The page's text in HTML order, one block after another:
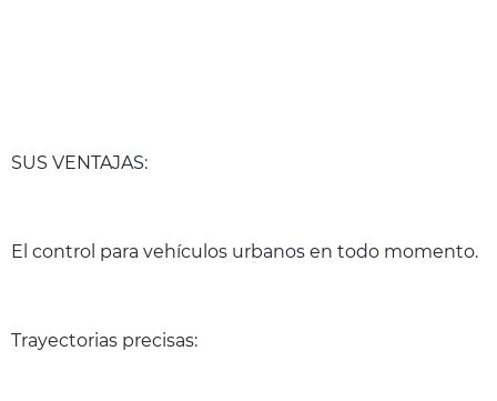
SUS VENTAJAS:
El control para vehículos urbanos en todo momento.
Trayectorias precisas: